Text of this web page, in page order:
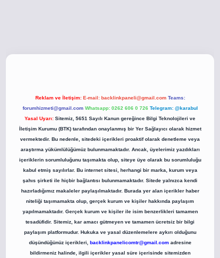
Reklam ve İletişim: E-mail: backlinkpaneli@gmail.com Teams:
forumhizmeti@gmail.com Whatsapp: 0262 606 0 726 Telegram: @karabul
Yasal Uyarı: Sitemiz, 5651 Sayılı Kanun gereğince Bilgi Teknolojileri ve
İletişim Kurumu (BTK) tarafından onaylanmış bir Yer Sağlayıcı olarak hizmet
vermektedir. Bu nedenle, sitedeki içerikleri proaktif olarak denetleme veya
araştırma yükümlülüğümüz bulunmamaktadır. Ancak, üyelerimiz yazdıkları
içeriklerin sorumluluğunu taşımakta olup, siteye üye olarak bu sorumluluğu
kabul etmiş sayılırlar. Bu internet sitesi, herhangi bir marka, kurum veya
şahıs şirketi ile hiçbir bağlantısı bulunmamaktadır. Sitede yalnızca kendi
hazırladığımız makaleler paylaşılmaktadır. Burada yer alan içerikler haber
niteliği taşımamakta olup, gerçek kurum ve kişiler hakkında paylaşım
yapılmamaktadır. Gerçek kurum ve kişiler ile isim benzerlikleri tamamen
tesadüfidir. Sitemiz, kar amacı gütmeyen ve tamamen ücretsiz bir bilgi
paylaşım platformudur. Hukuka ve yasal düzenlemelere aykırı olduğunu
düşündüğünüz içerikleri, backlinkpanelicomtr@gmail.comadresine
bildirmeniz halinde, ilgili içerikler yasal süre içerisinde sitemizden